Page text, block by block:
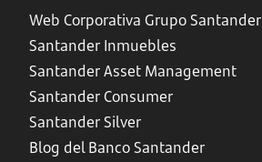
Web Corporativa Grupo Santander
Santander Inmuebles
Santander Asset Management
Santander Consumer
Santander Silver
Blog del Banco Santander